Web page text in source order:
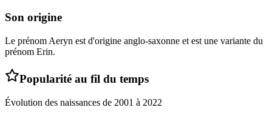
Son origine
Le prénom Aeryn est d'origine anglo-saxonne et est une variante du
prénom Erin.
Popularité au fil du temps
Évolution des naissances de 2001 à 2022